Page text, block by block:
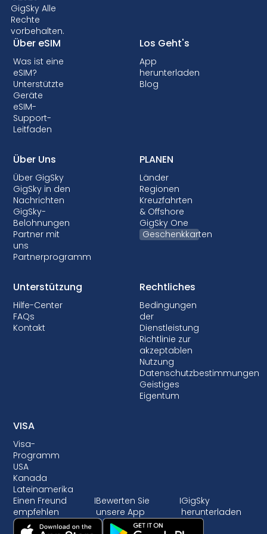
möglicherweise nicht. Daher ist es wichtig, die
Kompatibilität zu prüfen, bevor Sie sich für
einen eSIM-Datentarif entscheiden. Einige
Anbieter können Ihr Gerät auch sperren, so
dass Sie keine eSIMs verwenden können.
Obwohl die Sperrung in den meisten Ländern
nicht erlaubt ist, ist sie fast immer mit
Postpaid-Tarifen verbunden, bei denen Ihr
Gerät finanziert wird.
GigSky Alle
Rechte
vorbehalten.
Über eSIM
Was ist eine
eSIM?
Unterstützte
Geräte
eSIM-
Support-
Leitfaden
Los Geht's
App
herunterladen
Blog
Über Uns
Über GigSky
GigSky in den
Nachrichten
GigSky-
Belohnungen
Partner mit
uns
Partnerprogramm
PLANEN
Länder
Regionen
Kreuzfahrten
& Offshore
GigSky One
Geschenkkarten
Unterstützung
Hilfe-Center
FAQs
Kontakt
Rechtliches
Bedingungen
der
Dienstleistung
Richtlinie zur
akzeptablen
Nutzung
Datenschutzbestimmungen
Geistiges
Eigentum
VISA
Visa-
Programm
USA
Kanada
Lateinamerika
Einen Freund
empfehlen
IBewerten Sie
unsere App
IGigSky
herunterladen